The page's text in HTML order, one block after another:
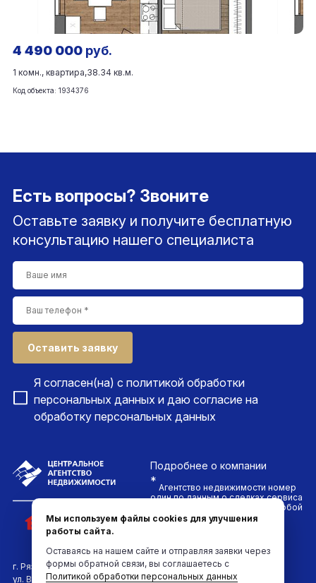
4 490 000 руб.
1 комн., квартира,38.34 кв.м.
Код объекта: 1934376
Есть вопросы? Звоните
Оставьте заявку и получите бесплатную
консультацию нашего специалиста
Оставить заявку
Я согласен(на) с политикой обработки
персональных данных и даю согласие на
обработку персональных данных
Подробнее о компании
* Агентство недвижимости номер
один по данным о сделках сервиса
ДомКлик. Проводим сделки любой
сложности и гарантируем
безопасность каждого клиента
г. Рязань
ул. Вокзальная, д.6
Мы используем файлы cookies для улучшения
работы сайта.
Оставаясь на нашем сайте и отправляя заявки через
формы обратной связи, вы соглашаетесь с
Политикой обработки персональных данных